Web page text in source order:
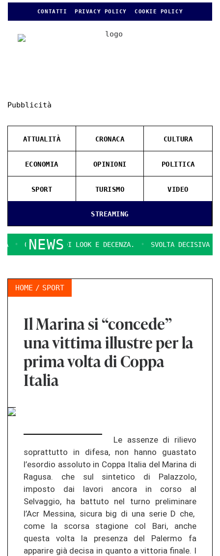
CONTATTI PRIVACY POLICY COOKIE POLICY
Pubblicità
STREAMING
ATTUALITÀ CRONACA CULTURA
ECONOMIA OPINIONI POLITICA
SPORT TURISMO VIDEO
NEWS
QUESTIONI DI LOOK E DECENZA. SVOLTA DECISIVA
HOME SPORT
Il Marina si “concede”
una vittima illustre per la
prima volta di Coppa
Italia
Le assenze di rilievo
soprattutto in difesa, non hanno guastato
l’esordio assoluto in Coppa Italia del Marina di
Ragusa. che sul sintetico di Palazzolo,
imposto dai lavori ancora in corso al
Selvaggio, ha battuto nel turno preliminare
l’Acr Messina, sicura big di una serie D che,
come la scorsa stagione col Bari, anche
questa volta la presenza del Palermo fa
apparire già decisa in quanto a vittoria finale. I